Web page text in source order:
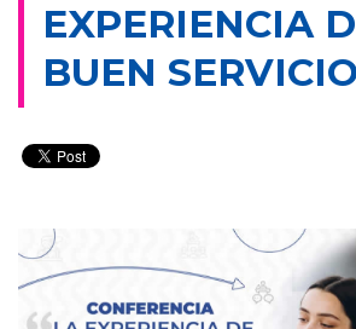
EXPERIENCIA
BUEN